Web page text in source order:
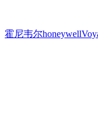
霍尼韦尔